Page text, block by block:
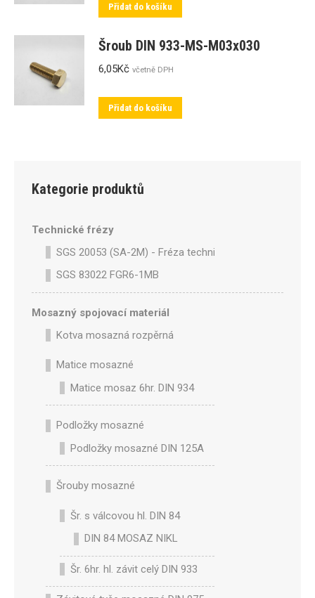
Přidat do košíku
Šroub DIN 933-MS-M03x030
6,05Kč včetně DPH
Přidat do košíku
Kategorie produktů
Technické frézy
SGS 20053 (SA-2M) - Fréza technická SA-2M válcová
SGS 83022 FGR6-1MB
Mosazný spojovací materiál
Kotva mosazná rozpěrná
Matice mosazné
Matice mosaz 6hr. DIN 934
Podložky mosazné
Podložky mosazné DIN 125A
Šrouby mosazné
Šr. s válcovou hl. DIN 84
DIN 84 MOSAZ NIKL
Šr. 6hr. hl. závit celý DIN 933